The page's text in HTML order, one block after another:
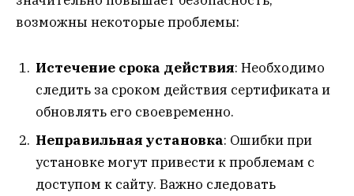
возможны некоторые проблемы:
Истечение срока действия: Необходимо
следить за сроком действия сертификата и
обновлять его своевременно.
Неправильная установка: Ошибки при
установке могут привести к проблемам с
доступом к сайту. Важно следовать